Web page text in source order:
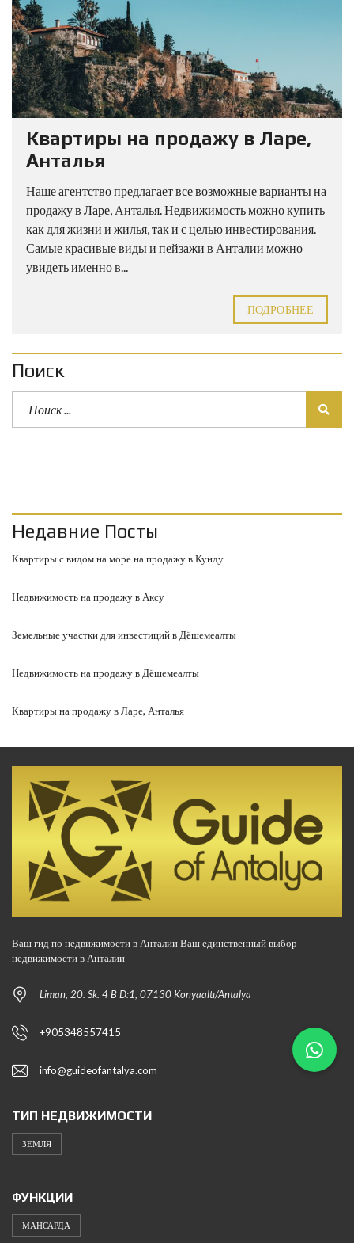
Квартиры на продажу в Ларе,
Анталья
Наше агентство предлагает все возможные варианты на
продажу в Ларе, Анталья. Недвижимость можно купить
как для жизни и жилья, так и с целью инвестирования.
Самые красивые виды и пейзажи в Анталии можно
увидеть именно в...
ПОДРОБНЕЕ
Поиск
Недавние Посты
Квартиры с видом на море на продажу в Кунду
Недвижимость на продажу в Аксу
Земельные участки для инвестиций в Дёшемеалты
Недвижимость на продажу в Дёшемеалты
Квартиры на продажу в Ларе, Анталья
Ваш гид по недвижимости в Анталии Ваш единственный выбор
недвижимости в Анталии
Liman, 20. Sk. 4 B D:1, 07130 Konyaaltı/Antalya
+905348557415
info@guideofantalya.com
ТИП НЕДВИЖИМОСТИ
ЗЕМЛЯ
ФУНКЦИИ
МАНСАРДА